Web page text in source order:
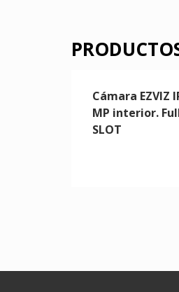
Cámara EZVIZ
MP interior.
SLOT